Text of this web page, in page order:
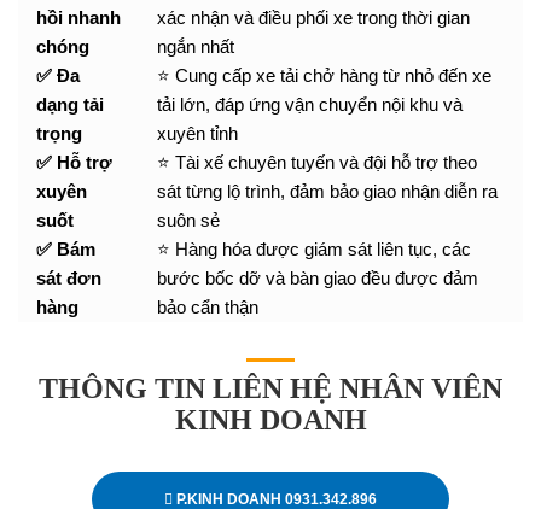
hồi nhanh
chóng
xác nhận và điều phối xe trong thời gian
ngắn nhất
✅ Đa
dạng tải
trọng
⭐ Cung cấp xe tải chở hàng từ nhỏ đến xe
tải lớn, đáp ứng vận chuyển nội khu và
xuyên tỉnh
✅ Hỗ trợ
xuyên
suốt
⭐ Tài xế chuyên tuyến và đội hỗ trợ theo
sát từng lộ trình, đảm bảo giao nhận diễn ra
suôn sẻ
✅ Bám
sát đơn
hàng
⭐ Hàng hóa được giám sát liên tục, các
bước bốc dỡ và bàn giao đều được đảm
bảo cẩn thận
THÔNG TIN LIÊN HỆ NHÂN VIÊN
KINH DOANH
P.KINH DOANH 0931.342.896